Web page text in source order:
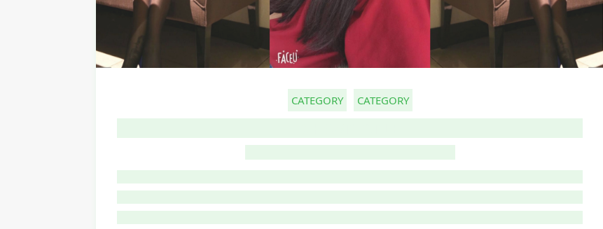
CATEGORY CATEGORY